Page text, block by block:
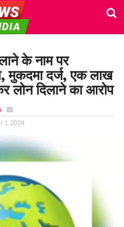
के नाम पर
मुकदमा दर्ज, एक लाख
लोन दिलाने का आरोप
1, 2024